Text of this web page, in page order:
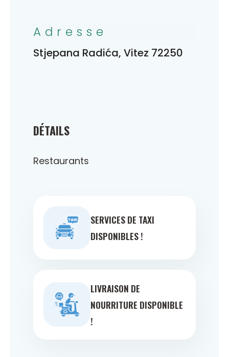
DÉTAILS
Restaurants
SERVICES DE TAXI
DISPONIBLES !
LIVRAISON DE
NOURRITURE DISPONIBLE
!
Adresse
Stjepana Radića, Vitez 72250